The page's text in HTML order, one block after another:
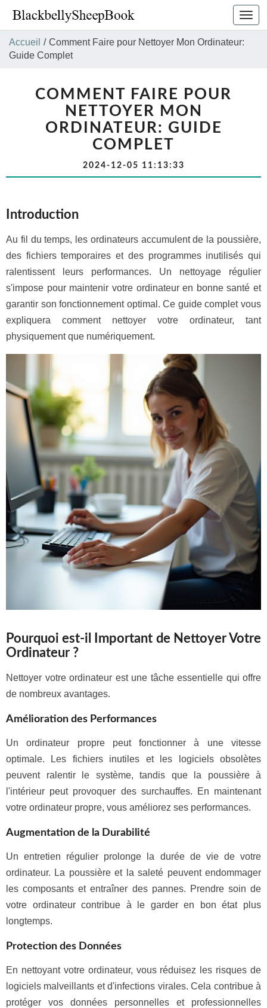
la
Accueil / Comment Faire pour Nettoyer Mon Ordinateur:
Guide Complet
COMMENT FAIRE POUR
NETTOYER MON
ORDINATEUR: GUIDE
COMPLET
2024-12-05 11:13:33
Introduction
Au fil du temps, les ordinateurs accumulent de la poussière,
des fichiers temporaires et des programmes inutilisés qui
ralentissent leurs performances. Un nettoyage régulier
s'impose pour maintenir votre ordinateur en bonne santé et
garantir son fonctionnement optimal. Ce guide complet vous
expliquera comment nettoyer votre ordinateur, tant
physiquement que numériquement.
Pourquoi est-il Important de Nettoyer Votre
Ordinateur ?
Nettoyer votre ordinateur est une tâche essentielle qui offre
de nombreux avantages.
Amélioration des Performances
Un ordinateur propre peut fonctionner à une vitesse
optimale. Les fichiers inutiles et les logiciels obsolètes
peuvent ralentir le système, tandis que la poussière à
l'intérieur peut provoquer des surchauffes. En maintenant
votre ordinateur propre, vous améliorez ses performances.
Augmentation de la Durabilité
Un entretien régulier prolonge la durée de vie de votre
ordinateur. La poussière et la saleté peuvent endommager
les composants et entraîner des pannes. Prendre soin de
votre ordinateur contribue à le garder en bon état plus
longtemps.
Protection des Données
En nettoyant votre ordinateur, vous réduisez les risques de
logiciels malveillants et d'infections virales. Cela contribue à
protéger vos données personnelles et professionnelles